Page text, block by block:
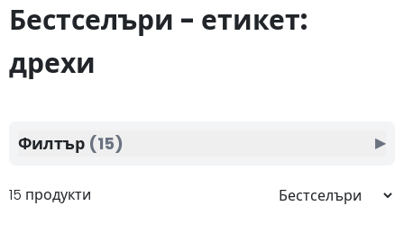
Бестселъри - етикет:
дрехи
15 продукти
Филтър (15) ▶
Търсене